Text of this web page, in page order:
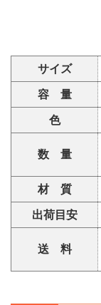
サイズ
容 量
色
数 量
材 質
出荷目安
送 料